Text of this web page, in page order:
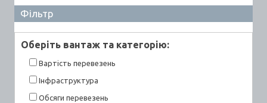
Фільтр
Оберiть вантаж та категорiю:
Вартiсть перевезень
Інфраструктура
Обсяги перевезень